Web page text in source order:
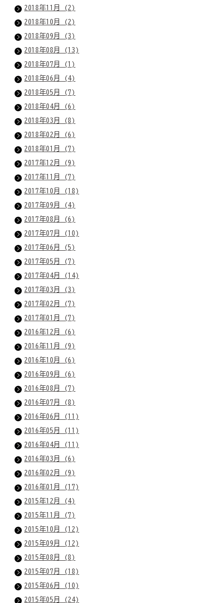
2018年11月 (2)
2018年10月 (2)
2018年09月 (3)
2018年08月 (13)
2018年07月 (1)
2018年06月 (4)
2018年05月 (7)
2018年04月 (6)
2018年03月 (8)
2018年02月 (6)
2018年01月 (7)
2017年12月 (9)
2017年11月 (7)
2017年10月 (18)
2017年09月 (4)
2017年08月 (6)
2017年07月 (10)
2017年06月 (5)
2017年05月 (7)
2017年04月 (14)
2017年03月 (3)
2017年02月 (7)
2017年01月 (7)
2016年12月 (6)
2016年11月 (9)
2016年10月 (6)
2016年09月 (6)
2016年08月 (7)
2016年07月 (8)
2016年06月 (11)
2016年05月 (11)
2016年04月 (11)
2016年03月 (6)
2016年02月 (9)
2016年01月 (17)
2015年12月 (4)
2015年11月 (7)
2015年10月 (12)
2015年09月 (12)
2015年08月 (8)
2015年07月 (18)
2015年06月 (10)
2015年05月 (24)